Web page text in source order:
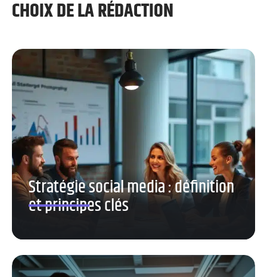
CHOIX DE LA RÉDACTION
Stratégie social media : définition
et principes clés